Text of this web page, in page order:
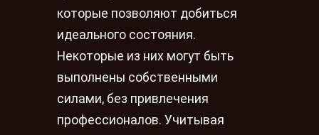
которые позволяют добиться
идеального состояния.
Некоторые из них могут быть
выполнены собственными
силами, без привлечения
профессионалов. Учитывая